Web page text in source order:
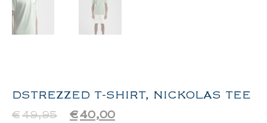
DSTREZZED T-SHIRT, NICKOLAS TEE
€49,95 €40,00